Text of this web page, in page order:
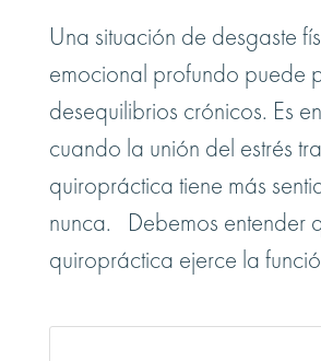
Una situación de desgaste
emocional profundo puede
desequilibrios crónicos. Es
cuando la unión del estrés
quiropráctica tiene más
nunca. Debemos entender
quiropráctica ejerce la